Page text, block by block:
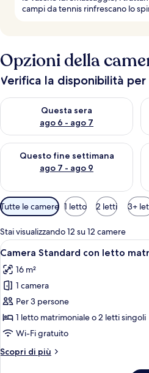
campi da tennis rinfrescano lo
Opzioni della
Verifica la disponibilità
Questa sera
ago 6 - ago 7
Verifica la disponibilità per questa
Questo fine settimana
ago 7 - ago 9
Verifica la disponibilità per
Filtri
disponibili
per
le
camere
Tutte le camere 1 letto 2 letti 3+
Stai visualizzando 12 su 12 camere
Apri
tutte
le
foto
per
Camera
Standard
letto
3
Camera Standard con letto
16 m²
1 camera
Per 3 persone
1 letto matrimoniale o 2 letti singoli
Wi-Fi gratuito
Scopri di più
Altri